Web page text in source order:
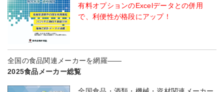
有料オプションのExcelデータとの併用
で、利便性が格段にアップ！
全国の食品関連メーカーを網羅――
2025食品メーカー総覧